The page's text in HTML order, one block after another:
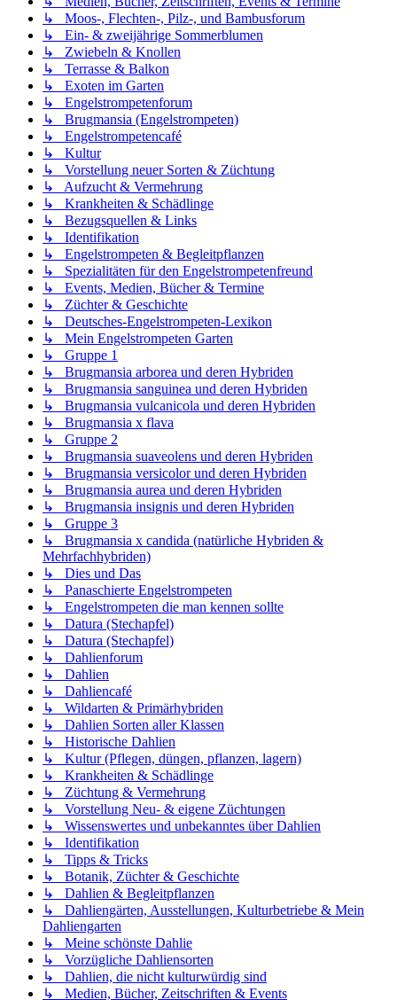
↳ Moos-, Flechten-, Pilz-, und Bambusforum
↳ Ein- & zweijährige Sommerblumen
↳ Zwiebeln & Knollen
↳ Terrasse & Balkon
↳ Exoten im Garten
↳ Engelstrompetenforum
↳ Brugmansia (Engelstrompeten)
↳ Engelstrompetencafé
↳ Kultur
↳ Vorstellung neuer Sorten & Züchtung
↳ Aufzucht & Vermehrung
↳ Krankheiten & Schädlinge
↳ Bezugsquellen & Links
↳ Identifikation
↳ Engelstrompeten & Begleitpflanzen
↳ Spezialitäten für den Engelstrompetenfreund
↳ Events, Medien, Bücher & Termine
↳ Züchter & Geschichte
↳ Deutsches-Engelstrompeten-Lexikon
↳ Mein Engelstrompeten Garten
↳ Gruppe 1
↳ Brugmansia arborea und deren Hybriden
↳ Brugmansia sanguinea und deren Hybriden
↳ Brugmansia vulcanicola und deren Hybriden
↳ Brugmansia x flava
↳ Gruppe 2
↳ Brugmansia suaveolens und deren Hybriden
↳ Brugmansia versicolor und deren Hybriden
↳ Brugmansia aurea und deren Hybriden
↳ Brugmansia insignis und deren Hybriden
↳ Gruppe 3
↳ Brugmansia x candida (natürliche Hybriden &
Mehrfachhybriden)
↳ Dies und Das
↳ Panaschierte Engelstrompeten
↳ Engelstrompeten die man kennen sollte
↳ Datura (Stechapfel)
↳ Datura (Stechapfel)
↳ Dahlienforum
↳ Dahlien
↳ Dahliencafé
↳ Wildarten & Primärhybriden
↳ Dahlien Sorten aller Klassen
↳ Historische Dahlien
↳ Kultur (Pflegen, düngen, pflanzen, lagern)
↳ Krankheiten & Schädlinge
↳ Züchtung & Vermehrung
↳ Vorstellung Neu- & eigene Züchtungen
↳ Wissenswertes und unbekanntes über Dahlien
↳ Identifikation
↳ Tipps & Tricks
↳ Botanik, Züchter & Geschichte
↳ Dahlien & Begleitpflanzen
↳ Dahliengärten, Ausstellungen, Kulturbetriebe & Mein
Dahliengarten
↳ Meine schönste Dahlie
↳ Vorzügliche Dahliensorten
↳ Dahlien, die nicht kulturwürdig sind
↳ Medien, Bücher, Zeitschriften & Events